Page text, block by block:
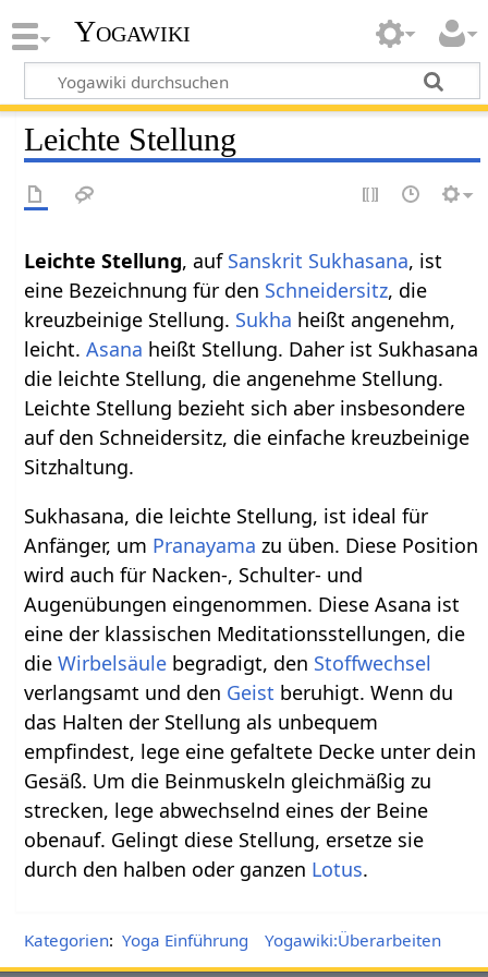
Yogawiki
Leichte Stellung
Leichte Stellung, auf Sanskrit Sukhasana, ist
eine Bezeichnung für den Schneidersitz, die
kreuzbeinige Stellung. Sukha heißt angenehm,
leicht.Asana heißt Stellung. Daher ist Sukhasana
die leichte Stellung, die angenehme Stellung.
Leichte Stellung bezieht sich aber insbesondere
auf den Schneidersitz, die einfache kreuzbeinige
Sitzhaltung.
Sukhasana, die leichte Stellung, ist ideal für
Anfänger, um Pranayama zu üben. Diese Position
wird auch für Nacken-, Schulter- und
Augenübungen eingenommen. Diese Asana ist
eine der klassischen Meditationsstellungen, die
dieWirbelsäule begradigt, den Stoffwechsel
verlangsamt und den Geist beruhigt. Wenn du
das Halten der Stellung als unbequem
empfindest, lege eine gefaltete Decke unter dein
Gesäß. Um die Beinmuskeln gleichmäßig zu
strecken, lege abwechselnd eines der Beine
obenauf. Gelingt diese Stellung, ersetze sie
durch den halben oder ganzen Lotus.
Kategorien: Yoga Einführung Yogawiki:Überarbeiten